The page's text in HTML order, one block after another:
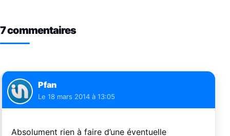
7 commentaires
Pfan
Le 18 mars 2014 à 13:05
Absolument rien à faire d’une éventuelle